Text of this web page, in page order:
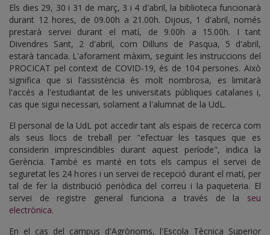
Els dies 29, 30 i 31 de març, 3 i 4 d'abril, la biblioteca funcionarà
durant 12 hores, de 09.00h a 21.00h. Dijous, 1 d'abril, només
prestarà servei durant el matí, de 9.00h a 15.00h. I tant
Divendres Sant, 2 d'abril, com Dilluns de Pasqua, 5 d'abril,
estarà tancada. L'aforament màxim, seguint les instruccions del
PROCICAT pel context de COVID-19, és de 104 persones. Això
significa que si l'assistència és molt nombrosa, es limitarà
l'accés a l'estudiantat de les universitats públiques catalanes i,
cas que sigui necessari, solament a l'alumnat de la UdL.
El personal de la UdL pot accedir tant als espais de recerca com
als seus llocs de treball per "efectuar les tasques que es
considerin imprescindibles durant aquest període", indica la
Gerència. També es manté en tots els campus el servei de
seguretat les 24 hores i un servei de recepció durant el matí, per
tal de fer la distribució periòdica del correu i la paqueteria. El
servei de registre general funciona a través de la seu
electrònica.
En el cas del campus d'Agrònoms, l'Escola Tècnica Superior